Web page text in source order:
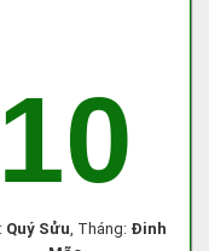
10
Quý Sửu, Tháng: Đinh